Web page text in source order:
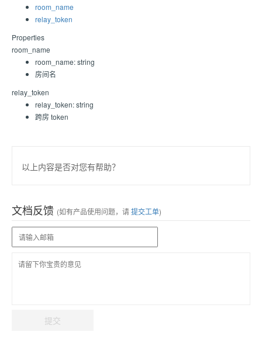
room_name
relay_token
Properties
room_name
room_name: string
房间名
relay_token
relay_token: string
跨房 token
以上内容是否对您有帮助？
文档反馈 (如有产品使用问题，请提交工单)
提交